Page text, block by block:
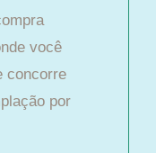
você
concorre
por